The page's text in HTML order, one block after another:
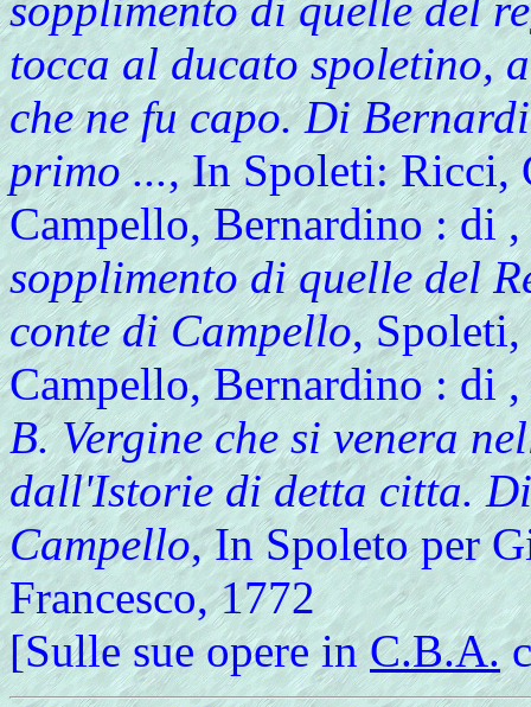
tocca al ducato spoletino,
che ne fu capo. Di
primo ..., In Spoleti: Ricci,
Campello, Bernardino : di,
sopplimento di quelle del
conte di Campello,
Campello, Bernardino : di,
B. Vergine che si venera
dall'Istorie di detta citta.
Campello, In Spoleto per
Francesco, 1772
[Sulle sue opere inC.B.A.